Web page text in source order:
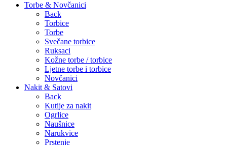
Torbe & Novčanici
Back
Torbice
Torbe
Svečane torbice
Ruksaci
Kožne torbe / torbice
Ljetne torbe i torbice
Novčanici
Nakit & Satovi
Back
Kutije za nakit
Ogrlice
Naušnice
Narukvice
Prstenje